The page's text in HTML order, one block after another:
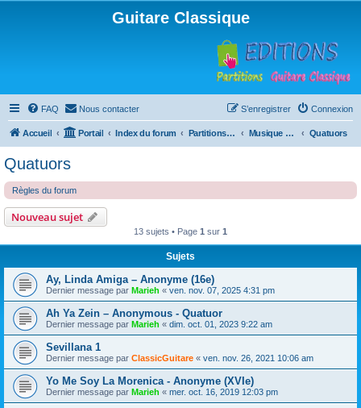
Guitare Classique
FAQ Nous contacter Connexion
S’enregistrer
Accueil Portail Index du forum Partitions pour guitare en libre téléchargement Musique d'ensemble Quatuors
Quatuors
Règles du forum
Nouveau sujet
13 sujets • Page 1 sur 1
Sujets
Ay, Linda Amiga – Anonyme (16e)
Dernier message par Marieh « ven. nov. 07, 2025 4:31 pm
Ah Ya Zein – Anonymous - Quatuor
Dernier message par Marieh « dim. oct. 01, 2023 9:22 am
Sevillana 1
Dernier message par ClassicGuitare « ven. nov. 26, 2021 10:06 am
Yo Me Soy La Morenica - Anonyme (XVIe)
Dernier message par Marieh « mer. oct. 16, 2019 12:03 pm